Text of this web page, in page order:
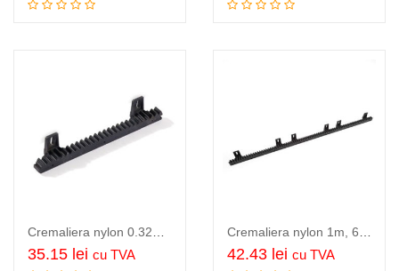
Adauga in cos Adauga in cos
35.15 lei cu TVA 42.43 lei cu TVA